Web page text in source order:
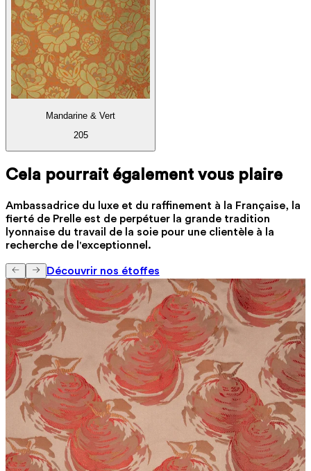
Mandarine & Vert
205
Cela pourrait également vous plaire
Ambassadrice du luxe et du raffinement à la Française, la
fierté de Prelle est de perpétuer la grande tradition
lyonnaise du travail de la soie pour une clientèle à la
recherche de l'exceptionnel.
Découvrir nos étoffes